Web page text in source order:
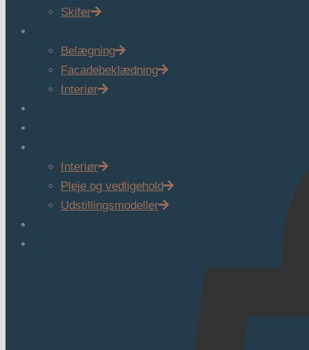
Skifer
Belægning
Facadebeklædning
Interiør
Interiør
Pleje og vedligehold
Udstillingsmodeller